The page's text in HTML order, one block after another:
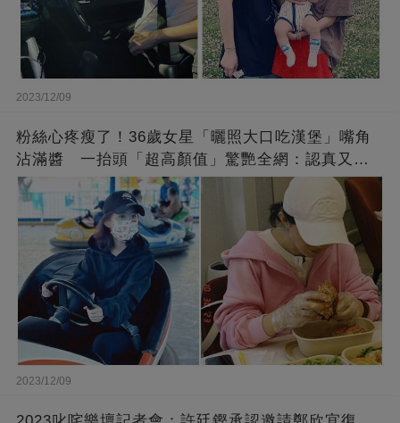
2023/12/09
粉絲心疼瘦了！36歲女星「曬照大口吃漢堡」嘴角
沾滿醬 一抬頭「超高顏值」驚艷全網：認真又美
麗!
2023/12/09